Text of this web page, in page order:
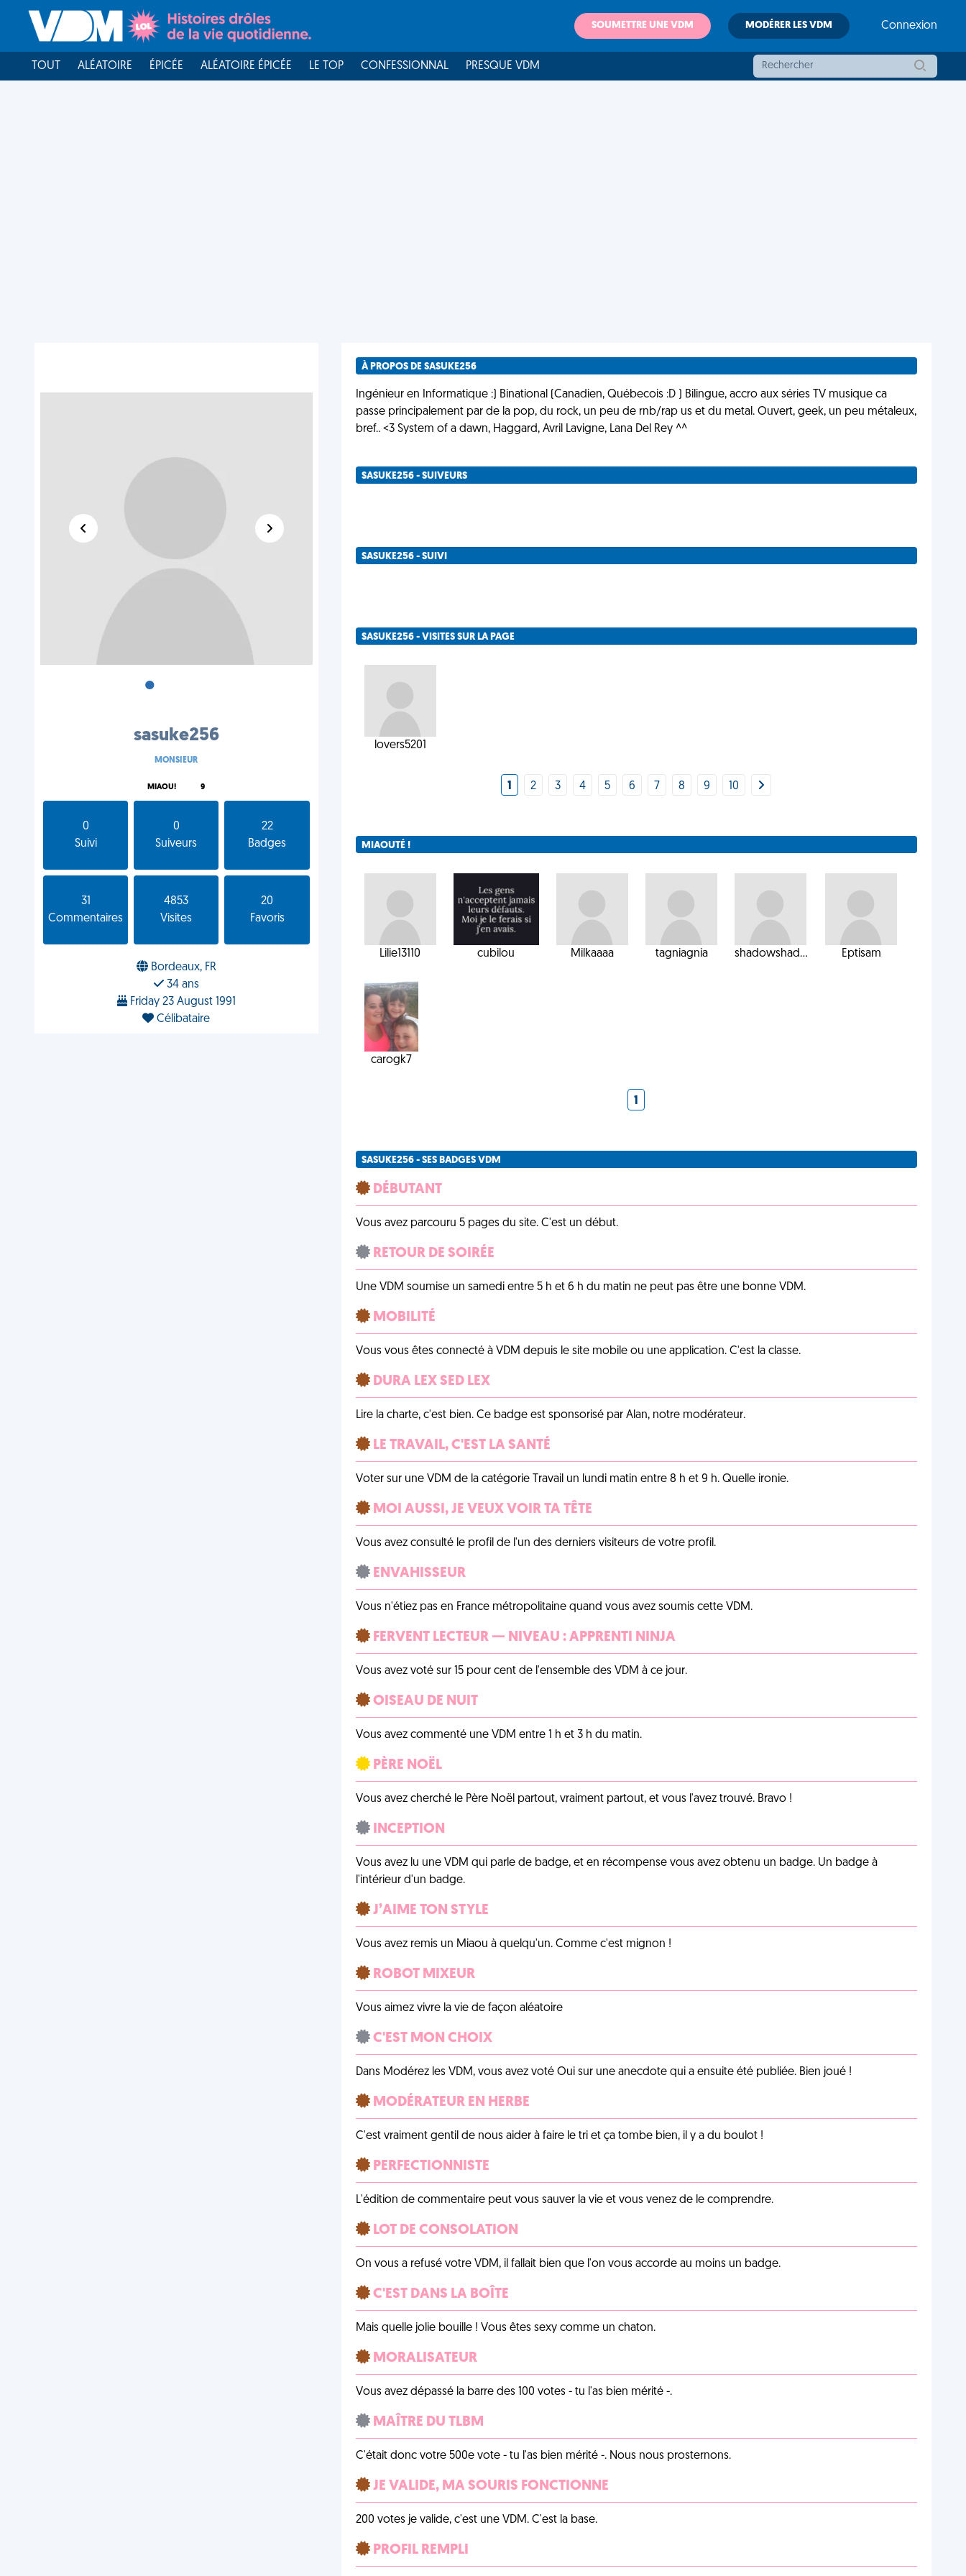
SOUMETTRE UNE VDM MODÉRER LES VDM Connexion
TOUT ALÉATOIRE ÉPICÉE ALÉATOIRE ÉPICÉE LE TOP CONFESSIONNAL PRESQUE VDM
•
sasuke256
MONSIEUR
MIAOU! 9
0
Suivi
0
Suiveurs
22
Badges
31
Commentaires
4853
Visites
20
Favoris
Bordeaux, FR
34 ans
Friday 23 August 1991
Célibataire
À PROPOS DE SASUKE256
Ingénieur en Informatique :) Binational (Canadien, Québecois :D ) Bilingue, accro aux séries TV musique ca
passe principalement par de la pop, du rock, un peu de rnb/rap us et du metal. Ouvert, geek, un peu métaleux,
bref.. <3 System of a dawn, Haggard, Avril Lavigne, Lana Del Rey ^^
SASUKE256 - SUIVEURS
SASUKE256 - SUIVI
SASUKE256 - VISITES SUR LA PAGE
lovers5201
1 2 3 4 5 6 7 8 9 10
MIAOUTÉ !
Lilie13110 cubilou Milkaaaa tagniagnia shadowshad... Eptisam
carogk7
1
SASUKE256 - SES BADGES VDM
DÉBUTANT
Vous avez parcouru 5 pages du site. C'est un début.
RETOUR DE SOIRÉE
Une VDM soumise un samedi entre 5 h et 6 h du matin ne peut pas être une bonne VDM.
MOBILITÉ
Vous vous êtes connecté à VDM depuis le site mobile ou une application. C'est la classe.
DURA LEX SED LEX
Lire la charte, c'est bien. Ce badge est sponsorisé par Alan, notre modérateur.
LE TRAVAIL, C'EST LA SANTÉ
Voter sur une VDM de la catégorie Travail un lundi matin entre 8 h et 9 h. Quelle ironie.
MOI AUSSI, JE VEUX VOIR TA TÊTE
Vous avez consulté le profil de l'un des derniers visiteurs de votre profil.
ENVAHISSEUR
Vous n'étiez pas en France métropolitaine quand vous avez soumis cette VDM.
FERVENT LECTEUR — NIVEAU : APPRENTI NINJA
Vous avez voté sur 15 pour cent de l'ensemble des VDM à ce jour.
OISEAU DE NUIT
Vous avez commenté une VDM entre 1 h et 3 h du matin.
PÈRE NOËL
Vous avez cherché le Père Noël partout, vraiment partout, et vous l'avez trouvé. Bravo !
INCEPTION
Vous avez lu une VDM qui parle de badge, et en récompense vous avez obtenu un badge. Un badge à
l'intérieur d'un badge.
J’AIME TON STYLE
Vous avez remis un Miaou à quelqu'un. Comme c'est mignon !
ROBOT MIXEUR
Vous aimez vivre la vie de façon aléatoire
C'EST MON CHOIX
Dans Modérez les VDM, vous avez voté Oui sur une anecdote qui a ensuite été publiée. Bien joué !
MODÉRATEUR EN HERBE
C'est vraiment gentil de nous aider à faire le tri et ça tombe bien, il y a du boulot !
PERFECTIONNISTE
L'édition de commentaire peut vous sauver la vie et vous venez de le comprendre.
LOT DE CONSOLATION
On vous a refusé votre VDM, il fallait bien que l'on vous accorde au moins un badge.
C'EST DANS LA BOÎTE
Mais quelle jolie bouille ! Vous êtes sexy comme un chaton.
MORALISATEUR
Vous avez dépassé la barre des 100 votes - tu l'as bien mérité -.
MAÎTRE DU TLBM
C'était donc votre 500e vote - tu l'as bien mérité -. Nous nous prosternons.
JE VALIDE, MA SOURIS FONCTIONNE
200 votes je valide, c'est une VDM. C'est la base.
PROFIL REMPLI